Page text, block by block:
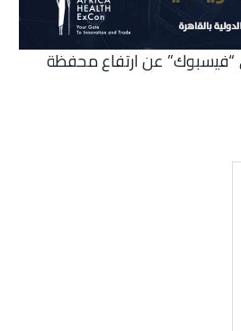
“فيسبوك” عن ارتفاع محفظة